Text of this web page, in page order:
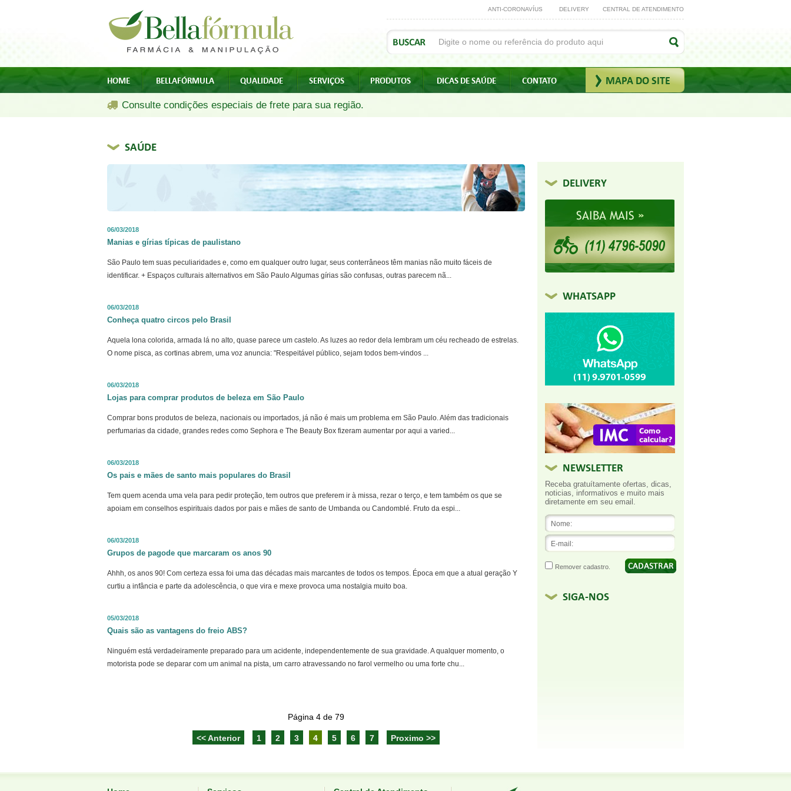
CENTRAL DE ATENDIMENTO
DELIVERY
ANTI-CORONAVÍUS
HOME BELLAFÓRMULA QUALIDADE SERVIÇOS PRODUTOS DICAS DE SAÚDE CONTATO MAPA DO SITE
Consulte condições especiais de frete para sua região.
SAÚDE
06/03/2018
Manias e gírias típicas de paulistano
São Paulo tem suas peculiaridades e, como em qualquer outro lugar, seus conterrâneos têm manias não muito fáceis de
identificar. + Espaços culturais alternativos em São Paulo Algumas gírias são confusas, outras parecem nã...
06/03/2018
Conheça quatro circos pelo Brasil
Aquela lona colorida, armada lá no alto, quase parece um castelo. As luzes ao redor dela lembram um céu recheado de estrelas.
O nome pisca, as cortinas abrem, uma voz anuncia: "Respeitável público, sejam todos bem-vindos ...
06/03/2018
Lojas para comprar produtos de beleza em São Paulo
Comprar bons produtos de beleza, nacionais ou importados, já não é mais um problema em São Paulo. Além das tradicionais
perfumarias da cidade, grandes redes como Sephora e The Beauty Box fizeram aumentar por aqui a varied...
06/03/2018
Os pais e mães de santo mais populares do Brasil
Tem quem acenda uma vela para pedir proteção, tem outros que preferem ir à missa, rezar o terço, e tem também os que se
apoiam em conselhos espirituais dados por pais e mães de santo de Umbanda ou Candomblé. Fruto da espi...
06/03/2018
Grupos de pagode que marcaram os anos 90
Ahhh, os anos 90! Com certeza essa foi uma das décadas mais marcantes de todos os tempos. Época em que a atual geração Y
curtiu a infância e parte da adolescência, o que vira e mexe provoca uma nostalgia muito boa.
05/03/2018
Quais são as vantagens do freio ABS?
Ninguém está verdadeiramente preparado para um acidente, independentemente de sua gravidade. A qualquer momento, o
motorista pode se deparar com um animal na pista, um carro atravessando no farol vermelho ou uma forte chu...
Página 4 de 79
<< Anterior 1 2 3 4 5 6 7 Proximo >>
DELIVERY
WHATSAPP
NEWSLETTER
Receba gratuítamente ofertas, dicas,
noticias, informativos e muito mais
diretamente em seu email.
Remover cadastro.
SIGA-NOS